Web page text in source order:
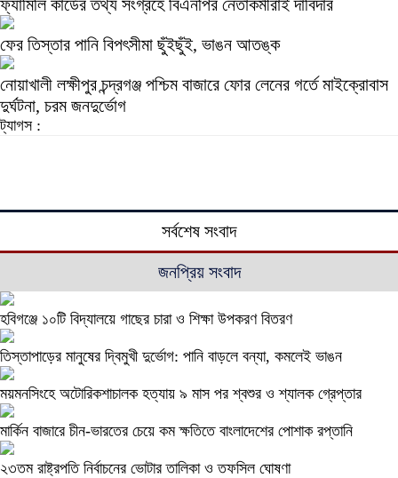
ফ্যামিলি কার্ডের তথ্য সংগ্রহে বিএনপির নেতাকর্মীরাই দাবিদার
ফের তিস্তার পানি বিপৎসীমা ছুঁইছুঁই, ভাঙন আতঙ্ক
নোয়াখালী লক্ষীপুর চন্দ্রগঞ্জ পশ্চিম বাজারে ফোর লেনের গর্তে মাইক্রোবাস
দুর্ঘটনা, চরম জনদুর্ভোগ
ট্যাগস :
সর্বশেষ সংবাদ
জনপ্রিয় সংবাদ
হবিগঞ্জে ১০টি বিদ্যালয়ে গাছের চারা ও শিক্ষা উপকরণ বিতরণ
তিস্তাপাড়ের মানুষের দ্বিমুখী দুর্ভোগ: পানি বাড়লে বন্যা, কমলেই ভাঙন
ময়মনসিংহে অটোরিকশাচালক হত্যায় ৯ মাস পর শ্বশুর ও শ্যালক গ্রেপ্তার
মার্কিন বাজারে চীন-ভারতের চেয়ে কম ক্ষতিতে বাংলাদেশের পোশাক রপ্তানি
২৩তম রাষ্ট্রপতি নির্বাচনের ভোটার তালিকা ও তফসিল ঘোষণা